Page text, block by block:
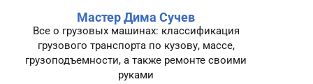
Мастер Дима Сучев
Все о грузовых машинах: классификация
грузового транспорта по кузову, массе,
грузоподъемности, а также ремонте своими
руками